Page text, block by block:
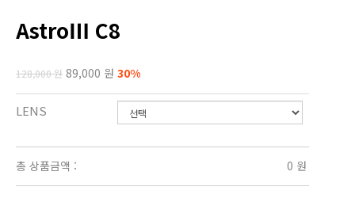
AstroⅢ C8
128,000 원 89,000 원 30%
LENS
총 상품금액 : 0 원